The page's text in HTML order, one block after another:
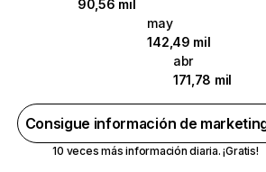
90,56 mil
may
142,49 mil
abr
171,78 mil
Consigue información de
10 veces más información diaria. ¡Gratis!